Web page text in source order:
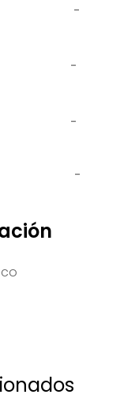
-
-
-
-